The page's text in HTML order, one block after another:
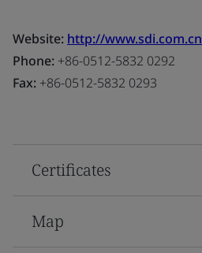
Website: http://www.sdi.com.cn
Phone: +86-0512-5832 0292
Fax: +86-0512-5832 0293
Certificates
Map